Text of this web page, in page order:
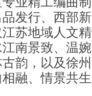
发行、西部
苏地域人文
南景致、温
韵，以及徐
融、情景共